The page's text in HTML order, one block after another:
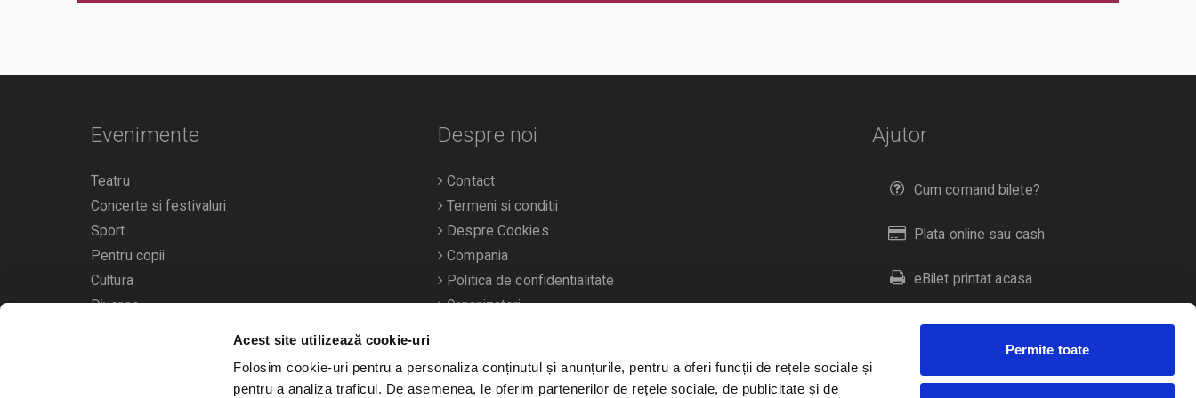
Acest site utilizează cookie-uri
Folosim cookie-uri pentru a personaliza conținutul și anunțurile, pentru a oferi funcții de rețele sociale și
pentru a analiza traficul. De asemenea, le oferim partenerilor de rețele sociale, de publicitate și de
Permite toate
Ajutor
Cum comand bilete?
Plata online sau cash
eBilet printat acasa
Livrare prin curier
Evenimente
Teatru
Concerte si festivaluri
Sport
Pentru copii
Cultura
Diverse
Calendarul evenimentelor
Despre noi
Contact
Termeni si conditii
Despre Cookies
Compania
Politica de confidentialitate
Organizatori